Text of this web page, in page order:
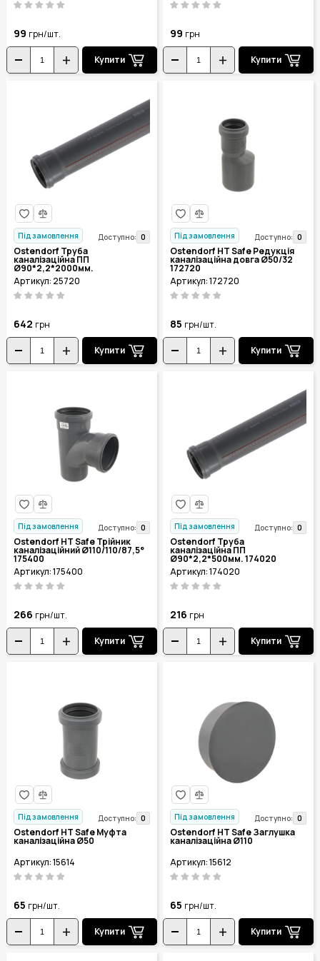
99 грн/шт.
Купити
99 грн
Купити
Під замовлення Доступно: 0
Ostendorf Труба
каналізаційна ПП
Ø90*2,2*2000мм.
Артикул: 25720
642 грн
Купити
Під замовлення Доступно: 0
Ostendorf HT Safe Редукція
каналізаційна довга Ø50/32
172720
Артикул: 172720
85 грн/шт.
Купити
Під замовлення Доступно: 0
Ostendorf HT Safe Трійник
каналізаційний Ø110/110/87,5°
175400
Артикул: 175400
266 грн/шт.
Купити
Під замовлення Доступно: 0
Ostendorf Труба
каналізаційна ПП
Ø90*2,2*500мм. 174020
Артикул: 174020
216 грн
Купити
Під замовлення Доступно: 0
Ostendorf HT Safe Муфта
каналізаційна Ø50
Артикул: 15614
65 грн/шт.
Купити
Під замовлення Доступно: 0
Ostendorf HT Safe Заглушка
каналізаційна Ø110
Артикул: 15612
65 грн/шт.
Купити